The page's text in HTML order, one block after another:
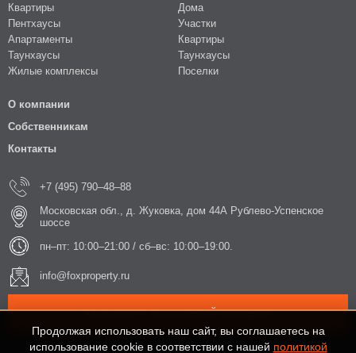
Квартиры
Пентхаусы
Апартаменты
Таунхаусы
Жилые комплексы
Дома
Участки
Квартиры
Таунхаусы
Поселки
О компании
Собственникам
Контакты
+7 (495) 790–48–88
Московская обл., д. Жуковка, дом 44А Рублево-Успенское
шоссе
пн–пт: 10:00–21:00 / сб–вс: 10:00–19:00.
info@foxproperty.ru
ЗАКАЗАТЬ ОБРАТНЫЙ ЗВОНОК
Продолжая использовать наш сайт, вы соглашаетесь на
использование cookie в соответствии с нашей политикой